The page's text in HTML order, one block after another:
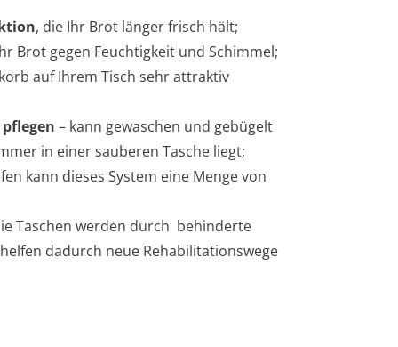
, die Ihr Brot länger frisch hält;
Brot gegen Feuchtigkeit und Schimmel;
auf Ihrem Tisch sehr attraktiv
– kann gewaschen und gebügelt
in einer sauberen Tasche liegt;
kann dieses System eine Menge von
Taschen werden durch behinderte
dadurch neue Rehabilitationswege